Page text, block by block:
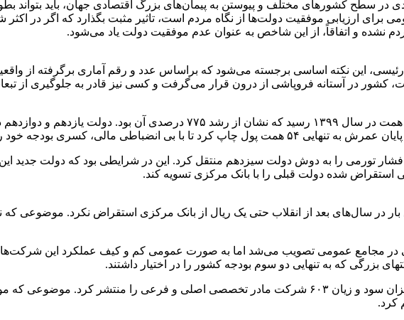
کشورهای مختلف و پیوستن به پیمان‌های بزرگ اقتصادی جهان، باید بتواند بطور
موفقیت دولت‌ها از نگاه مردم است، تاثیر مثبت بگذارد که اگر در اکثر
نشده و اتفاقاً، از این شاخص به عنوان عدم موفقیت دولت یاد می‌شود.
این نکته اساسی برجسته می‌شود که براساس عدد و رقم آماری برگرفته از
کشور در آستانه فروپاشی از درون قرار می‌گرفت و کسی نیز قادر به جلوگیری از
تورمی را به دوش دولت سیزدهم منتقل کرد. این در شرایطی بود که دولت جدید
رئیسی در دو ماه ابتدایی سال ۱۴۰۱ برای اولین بار در سال‌های بعد از انقلاب حتی یک ریال از بانک مرکزی
مجامع عمومی تصویب می‌شد اما به صورت عمومی کم و کیف عملکرد این
بزرگی که به تنهایی دو سوم بودجه کشور را در اختیار داشتند.
دولت سیزدهم با کمک سامانه کدال شفافیت صورت‌های مالی و میزان سود و زیان ۶۰۳ شرکت مادر تخصصی
کرد.